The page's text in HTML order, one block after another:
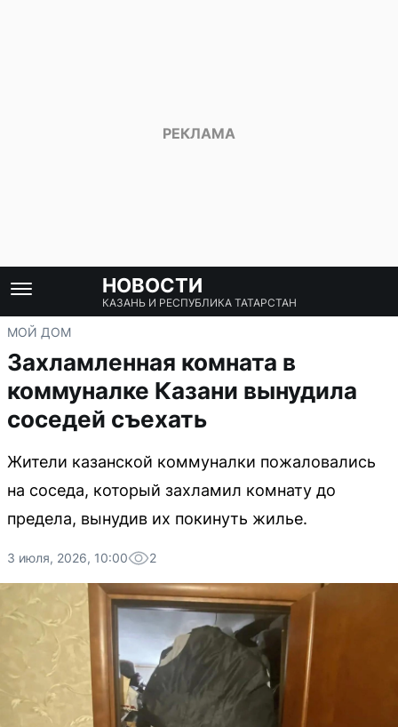
НОВОСТИ
КАЗАНЬ И РЕСПУБЛИКА ТАТАРСТАН
МОЙ ДОМ
Захламленная комната в
коммуналке Казани вынудила
соседей съехать
Жители казанской коммуналки пожаловались
на соседа, который захламил комнату до
предела, вынудив их покинуть жилье.
3 июля, 2026, 10:00 2